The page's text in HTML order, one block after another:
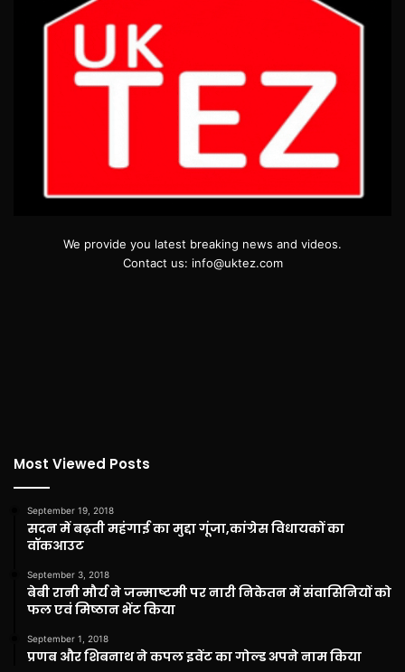
We provide you latest breaking news and videos.
Contact us: info@uktez.com
Most Viewed Posts
September 19, 2018
सदन में बढ़ती महंगाई का मुद्दा गूंजा,कांग्रेस विधायकों का
वॉकआउट
September 3, 2018
बेबी रानी मौर्य ने जन्माष्टमी पर नारी निकेतन में संवासिनियों को
फल एवं मिष्ठान भेंट किया
September 1, 2018
प्रणब और शिबनाथ ने कपल इवेंट का गोल्ड अपने नाम किया